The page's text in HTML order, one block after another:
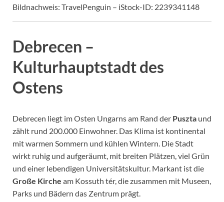
Bildnachweis: TravelPenguin – iStock-ID: 2239341148
Debrecen –
Kulturhauptstadt des
Ostens
Debrecen liegt im Osten Ungarns am Rand der Puszta und
zählt rund 200.000 Einwohner. Das Klima ist kontinental
mit warmen Sommern und kühlen Wintern. Die Stadt
wirkt ruhig und aufgeräumt, mit breiten Plätzen, viel Grün
und einer lebendigen Universitätskultur. Markant ist die
Große Kirche am Kossuth tér, die zusammen mit Museen,
Parks und Bädern das Zentrum prägt.